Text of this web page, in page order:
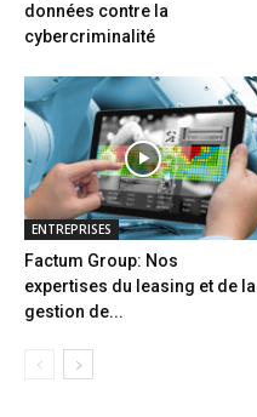
données contre la
cybercriminalité
ENTREPRISES
Factum Group: Nos
expertises du leasing et de la
gestion de...